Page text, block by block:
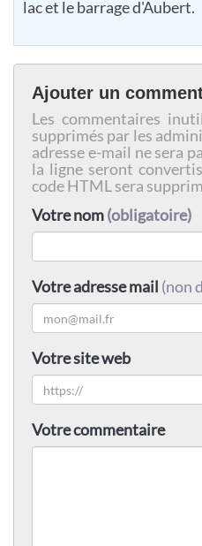
lac et le barrage d'Aubert.
Ajouter un
Les commentaires
supprimés par les
adresse e-mail ne sera
la ligne seront
code HTML sera
Votre nom(obligatoire)
Votre adresse mail (non
Votre site web
Votre commentaire